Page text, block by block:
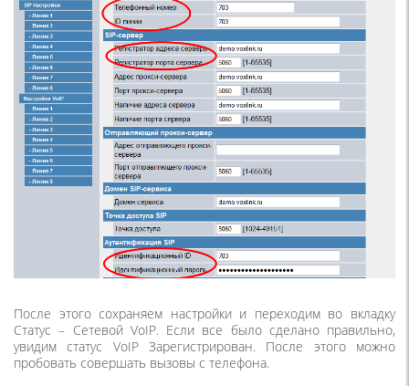
После этого сохраняем настройки и переходим во вкладку
Статус – Сетевой VoIP. Если все было сделано правильно,
увидим статус VoIP Зарегистрирован. После этого можно
пробовать совершать вызовы с телефона.